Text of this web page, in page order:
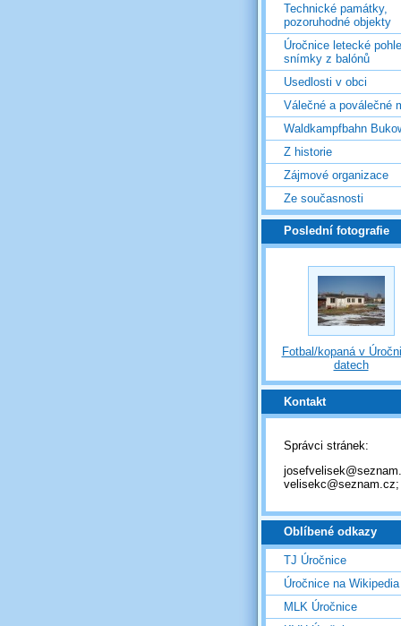
Technické památky,
pozoruhodné objekty
Úročnice letecké
snímky z balónů
Usedlosti v obci
Válečné a poválečné
Waldkampfbahn
Z historie
Zájmové organizace
Ze současnosti
Poslední fotografie
Fotbal/kopaná v
datech
Kontakt
Správci stránek:
velisekc@seznam.cz;
Oblíbené odkazy
TJ Úročnice
Úročnice na Wikipedia
MLK Úročnice